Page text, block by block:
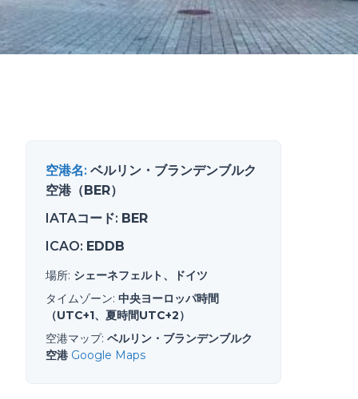
空港名: ベルリン・ブランデンブルク
空港（BER）
IATAコード: BER
ICAO: EDDB
場所: シェーネフェルト、ドイツ
タイムゾーン: 中央ヨーロッパ時間
（UTC+1、夏時間UTC+2）
空港マップ: ベルリン・ブランデンブルク
空港 Google Maps